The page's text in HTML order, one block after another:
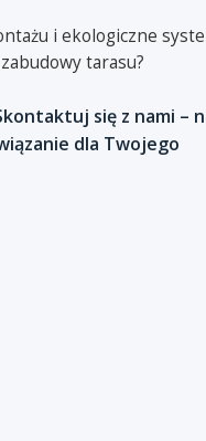
i ekologiczne
tarasu?
się z nami –
dla Twojego